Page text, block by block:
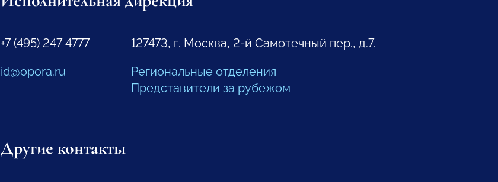
+7 (495) 247 4777
id@opora.ru
127473, г. Москва, 2-й Самотечный пер., д.7.
Региональные отделения
Представители за рубежом
Другие контакты